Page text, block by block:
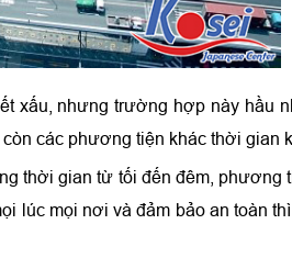
xấu, nhưng trường hợp này hầu
các phương tiện khác thời gian
thời gian từ tối đến đêm, phương
lúc mọi nơi và đảm bảo an toàn